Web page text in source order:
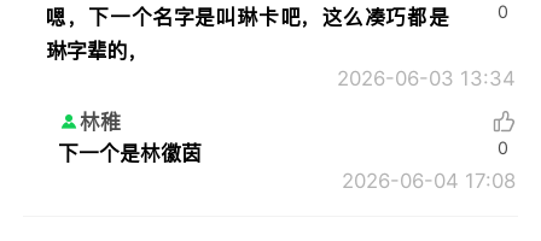
嗯，下一个名字是叫琳卡吧，这么凑巧都是
琳字辈的，
2026-06-03 13:34
0
林稚
下一个是林徽茵
2026-06-04 17:08
0